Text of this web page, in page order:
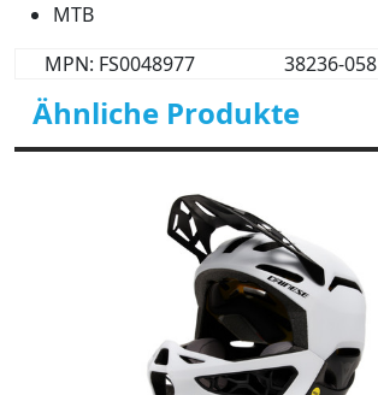
MTB
MPN: FS0048977
38236-058
Ähnliche Produkte